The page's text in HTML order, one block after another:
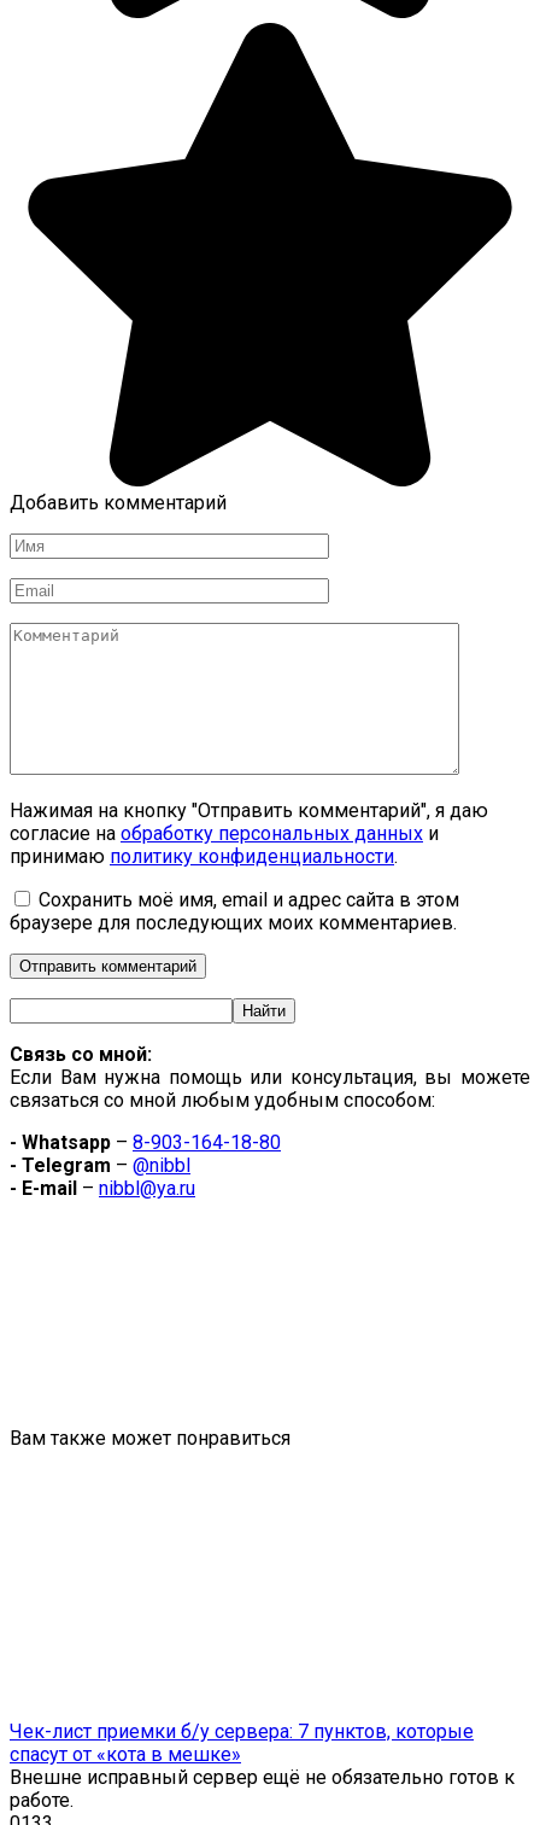
Добавить комментарий
Имя
*
Email
*
Комментарий
Нажимая на кнопку "Отправить комментарий", я даю
согласие на обработку персональных данных и
принимаю политику конфиденциальности.
Сохранить моё имя, email и адрес сайта в этом
браузере для последующих моих комментариев.
Связь со мной:
Если Вам нужна помощь или консультация, вы можете
связаться со мной любым удобным способом:
- Whatsapp – 8-903-164-18-80
- Telegram – @nibbl
- E-mail – nibbl@ya.ru
Вам также может понравиться
Чек-лист приемки б/у сервера: 7 пунктов, которые
спасут от «кота в мешке»
Внешне исправный сервер ещё не обязательно готов к
работе.